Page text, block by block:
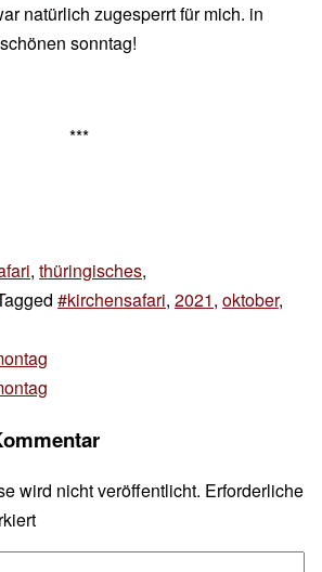
natürlich zugesperrt für mich. in
sonntag!
***
, thüringisches,
#kirchensafari, 2021, oktober,
wird nicht veröffentlicht. Erforderliche